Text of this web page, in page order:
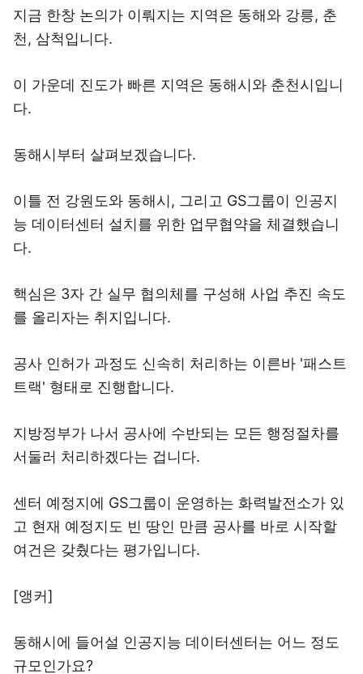
지금 한창 논의가 이뤄지는 지역은 동해와 강릉, 춘
천, 삼척입니다.
이 가운데 진도가 빠른 지역은 동해시와 춘천시입니
다.
동해시부터 살펴보겠습니다.
이틀 전 강원도와 동해시, 그리고 GS그룹이 인공지
능 데이터센터 설치를 위한 업무협약을 체결했습니
다.
핵심은 3자 간 실무 협의체를 구성해 사업 추진 속도
를 올리자는 취지입니다.
공사 인허가 과정도 신속히 처리하는 이른바 '패스트
트랙' 형태로 진행합니다.
지방정부가 나서 공사에 수반되는 모든 행정절차를
서둘러 처리하겠다는 겁니다.
센터 예정지에 GS그룹이 운영하는 화력발전소가 있
고 현재 예정지도 빈 땅인 만큼 공사를 바로 시작할
여건은 갖췄다는 평가입니다.
[앵커]
동해시에 들어설 인공지능 데이터센터는 어느 정도
규모인가요?